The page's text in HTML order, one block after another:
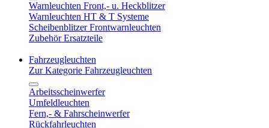
Warnleuchten Front,- u. Heckblitzer
Warnleuchten HT & T Systeme
Scheibenblitzer Frontwarnleuchten
Zubehör Ersatzteile
Fahrzeugleuchten
Zur Kategorie Fahrzeugleuchten
Arbeitsscheinwerfer
Umfeldleuchten
Fern,- & Fahrscheinwerfer
Rückfahrleuchten